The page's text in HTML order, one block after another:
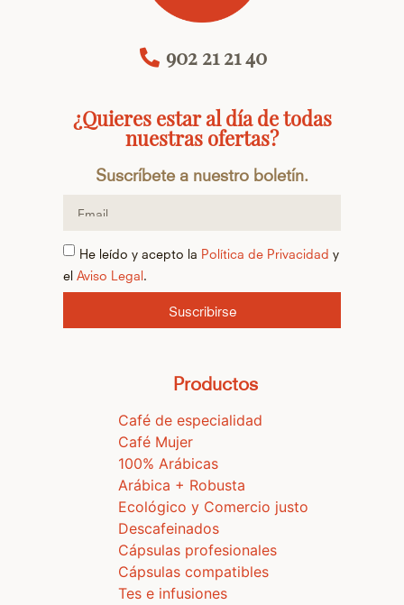
902 21 21 40
¿Quieres estar al día de todas
nuestras ofertas?
Suscríbete a nuestro boletín.
He leído y acepto la Política de Privacidad y
el Aviso Legal
Suscribirse
Productos
Café de especialidad
Café Mujer
100% Arábicas
Arábica + Robusta
Ecológico y Comercio justo
Descafeinados
Cápsulas profesionales
Cápsulas compatibles
Tes e infusiones